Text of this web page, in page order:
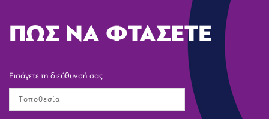
ΠΩΣ ΝΑ ΦΤΑΣΕΤΕ
Εισάγετε τη διεύθυνσή σας